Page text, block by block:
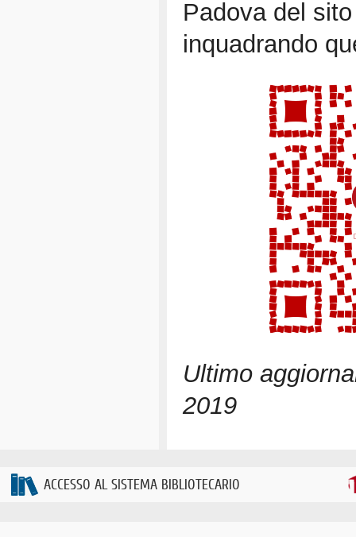
Padova del
inquadrando
Ultimo
2019
ACCESSO AL SISTEMA BIBLIOTECARIO